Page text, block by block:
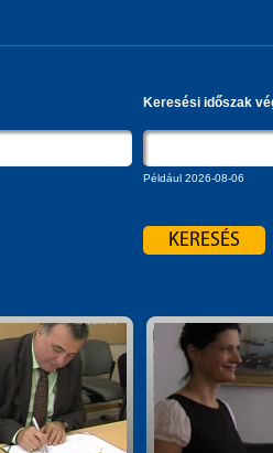
Keresési időszak
Például 2026-08-06